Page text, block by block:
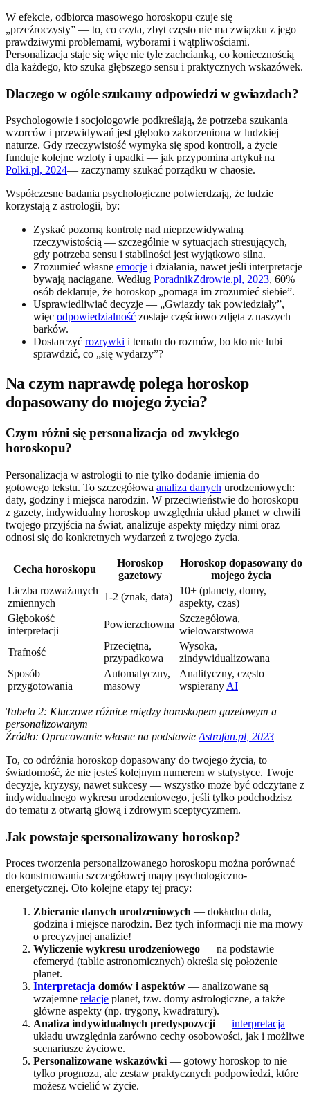
W efekcie, odbiorca masowego horoskopu czuje się
„przeźroczysty” — to, co czyta, zbyt często nie ma związku z jego
prawdziwymi problemami, wyborami i wątpliwościami.
Personalizacja staje się więc nie tyle zachcianką, co koniecznością
dla każdego, kto szuka głębszego sensu i praktycznych wskazówek.
Dlaczego w ogóle szukamy odpowiedzi w gwiazdach?
Psychologowie i socjologowie podkreślają, że potrzeba szukania
wzorców i przewidywań jest głęboko zakorzeniona w ludzkiej
naturze. Gdy rzeczywistość wymyka się spod kontroli, a życie
funduje kolejne wzloty i upadki — jak przypomina artykuł na
Polki.pl, 2024— zaczynamy szukać porządku w chaosie.
Współczesne badania psychologiczne potwierdzają, że ludzie
korzystają z astrologii, by:
Zyskać pozorną kontrolę nad nieprzewidywalną
rzeczywistością — szczególnie w sytuacjach stresujących,
gdy potrzeba sensu i stabilności jest wyjątkowo silna.
Zrozumieć własne emocje i działania, nawet jeśli interpretacje
bywają naciągane. Według PoradnikZdrowie.pl, 2023, 60%
osób deklaruje, że horoskop „pomaga im zrozumieć siebie”.
Usprawiedliwiać decyzje — „Gwiazdy tak powiedziały”,
więc odpowiedzialność zostaje częściowo zdjęta z naszych
barków.
Dostarczyć rozrywki i tematu do rozmów, bo kto nie lubi
sprawdzić, co „się wydarzy”?
Na czym naprawdę polega horoskop
dopasowany do mojego życia?
Czym różni się personalizacja od zwykłego
horoskopu?
Personalizacja w astrologii to nie tylko dodanie imienia do
gotowego tekstu. To szczegółowa analiza danych urodzeniowych:
daty, godziny i miejsca narodzin. W przeciwieństwie do horoskopu
z gazety, indywidualny horoskop uwzględnia układ planet w chwili
twojego przyjścia na świat, analizuje aspekty między nimi oraz
odnosi się do konkretnych wydarzeń z twojego życia.
Cecha horoskopu
Horoskop
gazetowy
Horoskop dopasowany do
mojego życia
Liczba rozważanych
zmiennych
1-2 (znak, data)
10+ (planety, domy,
aspekty, czas)
Głębokość
interpretacji
Powierzchowna
Szczegółowa,
wielowarstwowa
Trafność
Przeciętna,
przypadkowa
Wysoka,
zindywidualizowana
Sposób
przygotowania
Automatyczny,
masowy
Analityczny, często
wspierany AI
Tabela 2: Kluczowe różnice między horoskopem gazetowym a
personalizowanym
Źródło: Opracowanie własne na podstawie Astrofan.pl, 2023
To, co odróżnia horoskop dopasowany do twojego życia, to
świadomość, że nie jesteś kolejnym numerem w statystyce. Twoje
decyzje, kryzysy, nawet sukcesy — wszystko może być odczytane z
indywidualnego wykresu urodzeniowego, jeśli tylko podchodzisz
do tematu z otwartą głową i zdrowym sceptycyzmem.
Jak powstaje spersonalizowany horoskop?
Proces tworzenia personalizowanego horoskopu można porównać
do konstruowania szczegółowej mapy psychologiczno-
energetycznej. Oto kolejne etapy tej pracy:
Zbieranie danych urodzeniowych — dokładna data,
godzina i miejsce narodzin. Bez tych informacji nie ma mowy
o precyzyjnej analizie!
Wyliczenie wykresu urodzeniowego — na podstawie
efemeryd (tablic astronomicznych) określa się położenie
planet.
Interpretacja domów i aspektów — analizowane są
wzajemne relacje planet, tzw. domy astrologiczne, a także
główne aspekty (np. trygony, kwadratury).
Analiza indywidualnych predyspozycji — interpretacja
układu uwzględnia zarówno cechy osobowości, jak i możliwe
scenariusze życiowe.
Personalizowane wskazówki — gotowy horoskop to nie
tylko prognoza, ale zestaw praktycznych podpowiedzi, które
możesz wcielić w życie.